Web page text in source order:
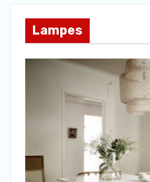
Lampes